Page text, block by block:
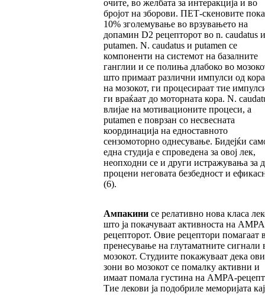
очите, во желбата за интеракција и во
бројот на зборови. ПЕТ-скеновите
10% зголемување во врзувањето на
допамин D2 рецепторот во n. caudatus
putamen. N. caudatus и putamen се
компоненти на системот на базалните
ганглии и се полиња длабоко во
што примаат различни импулси од
на мозокот, ги процесираат тие
ги враќаат до моторната кора. N.
влијае на мотивационите процеси, а
putamen е поврзан со несвесната
координација на едноставното
сензомоторно однесување. Бидејќи
една студија е спроведена за овој лек,
неопходни се и други истражувања за
процени неговата безбедност и
(6).
Ампакинисе релативно нова класа
што ја покачуваат активноста на
рецепторот. Овие рецептори помагаат
пренесување на глутаматните сигнали
мозокот. Студиите покажуваат дека
зони во мозокот се помалку активни и
имаат помала густина на AMPA-
Тие лекови ја подобриле меморијата кај